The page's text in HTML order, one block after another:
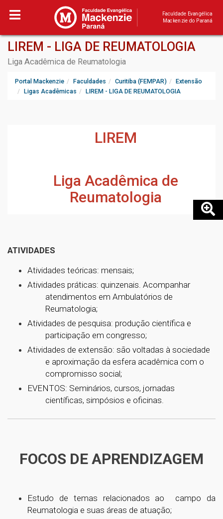
Faculdade Evangélica
Mackenzie do Paraná
LIREM - LIGA DE REUMATOLOGIA
Liga Acadêmica de Reumatologia
Portal Mackenzie Faculdades Curitiba (FEMPAR)
Extensão
Ligas Acadêmicas
LIREM - LIGA DE REUMATOLOGIA
LIREM
Liga Acadêmica de
Reumatologia
ATIVIDADES
Atividades teóricas: mensais;
Atividades práticas: quinzenais. Acompanhar
atendimentos em Ambulatórios de
Reumatologia;
Atividades de pesquisa: produção científica e
participação em congresso;
Atividades de extensão: são voltadas à sociedade
e aproximação da esfera acadêmica com o
compromisso social;
EVENTOS: Seminários, cursos, jornadas
científicas, simpósios e oficinas.
FOCOS DE APRENDIZAGEM
Estudo de temas relacionados ao campo da
Reumatologia e suas áreas de atuação;